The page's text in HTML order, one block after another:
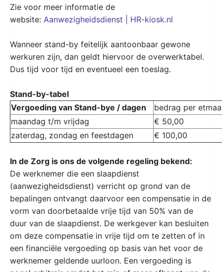
Zie voor meer informatie de
website: Aanwezigheidsdienst | HR-kiosk.nl
Wanneer stand-by feitelijk aantoonbaar gewone
werkuren zijn, dan geldt hiervoor de overwerktabel.
Dus tijd voor tijd en eventueel een toeslag.
Stand-by-tabel
Vergoeding van Stand-bye / dagen
bedrag per
maandag t/m vrijdag
€ 50,00
zaterdag, zondag en feestdagen
€ 100,00
In de Zorg is ons de volgende regeling bekend:
De werknemer die een slaapdienst
(aanwezigheidsdienst) verricht op grond van de
bepalingen ontvangt daarvoor een compensatie in de
vorm van doorbetaalde vrije tijd van 50% van de
duur van de slaapdienst. De werkgever kan besluiten
om deze compensatie in vrije tijd om te zetten of in
een financiële vergoeding op basis van het voor de
werknemer geldende uurloon. Een vergoeding is